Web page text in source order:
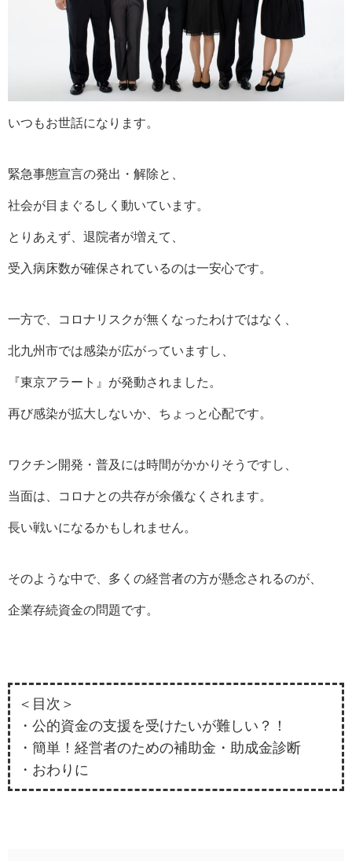
いつもお世話になります。
緊急事態宣言の発出・解除と、
社会が目まぐるしく動いています。
とりあえず、退院者が増えて、
受入病床数が確保されているのは一安心です。
一方で、コロナリスクが無くなったわけではなく、
北九州市では感染が広がっていますし、
『東京アラート』が発動されました。
再び感染が拡大しないか、ちょっと心配です。
ワクチン開発・普及には時間がかかりそうですし、
当面は、コロナとの共存が余儀なくされます。
長い戦いになるかもしれません。
そのような中で、多くの経営者の方が懸念されるのが、
企業存続資金の問題です。
＜目次＞
・公的資金の支援を受けたいが難しい？！
・簡単！経営者のための補助金・助成金診断
・おわりに